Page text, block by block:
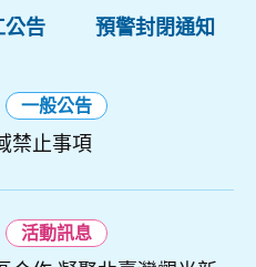
一般公告
禁止事項
活動訊息
公告 預警封閉通知